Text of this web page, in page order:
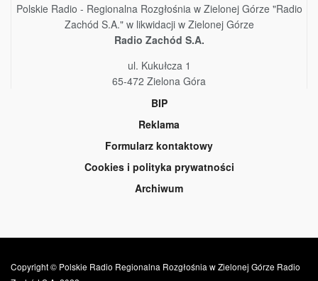
Polskie Radio - Regionalna Rozgłośnia w Zielonej Górze "Radio
Zachód S.A." w likwidacji w Zielonej Górze
Radio Zachód S.A.
ul. Kukułcza 1
65-472 Zielona Góra
BIP
Reklama
Formularz kontaktowy
Cookies i polityka prywatności
Archiwum
Copyright © Polskie Radio Regionalna Rozgłośnia w Zielonej Górze Radio